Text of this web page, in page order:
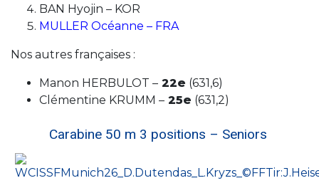
BAN Hyojin – KOR
MULLER Océanne – FRA
Nos autres françaises :
Manon HERBULOT – 22e (631,6)
Clémentine KRUMM – 25e (631,2)
Carabine 50 m 3 positions – Seniors